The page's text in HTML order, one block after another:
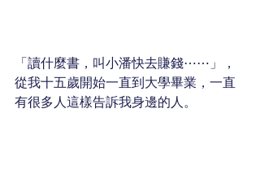
「讀什麼書，叫小潘快去賺錢⋯⋯」，
從我十五歲開始一直到大學畢業，一直
有很多人這樣告訴我身邊的人。